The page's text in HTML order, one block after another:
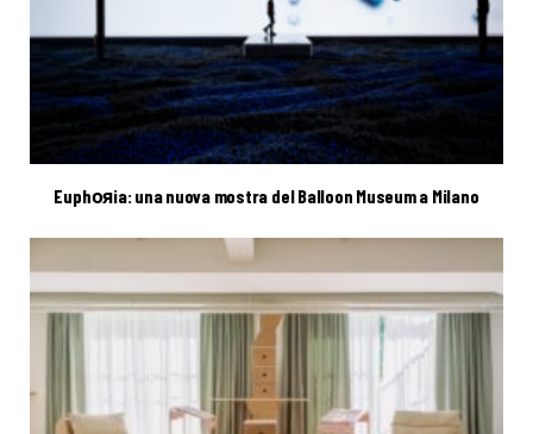
Euphояia: una nuova mostra del Balloon Museum a Milano